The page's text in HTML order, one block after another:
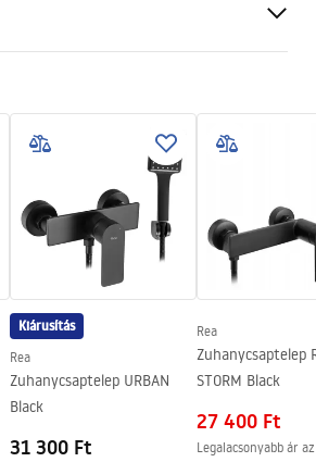
az üveg mindkét oldalán
Hónap
Kiárusítás
Rea
Zuhanycsaptelep URBAN
Black
31 300 Ft
Rea
Zuhanycsaptelep
STORM Black
27 400 Ft
Legalacsonyabb ár az